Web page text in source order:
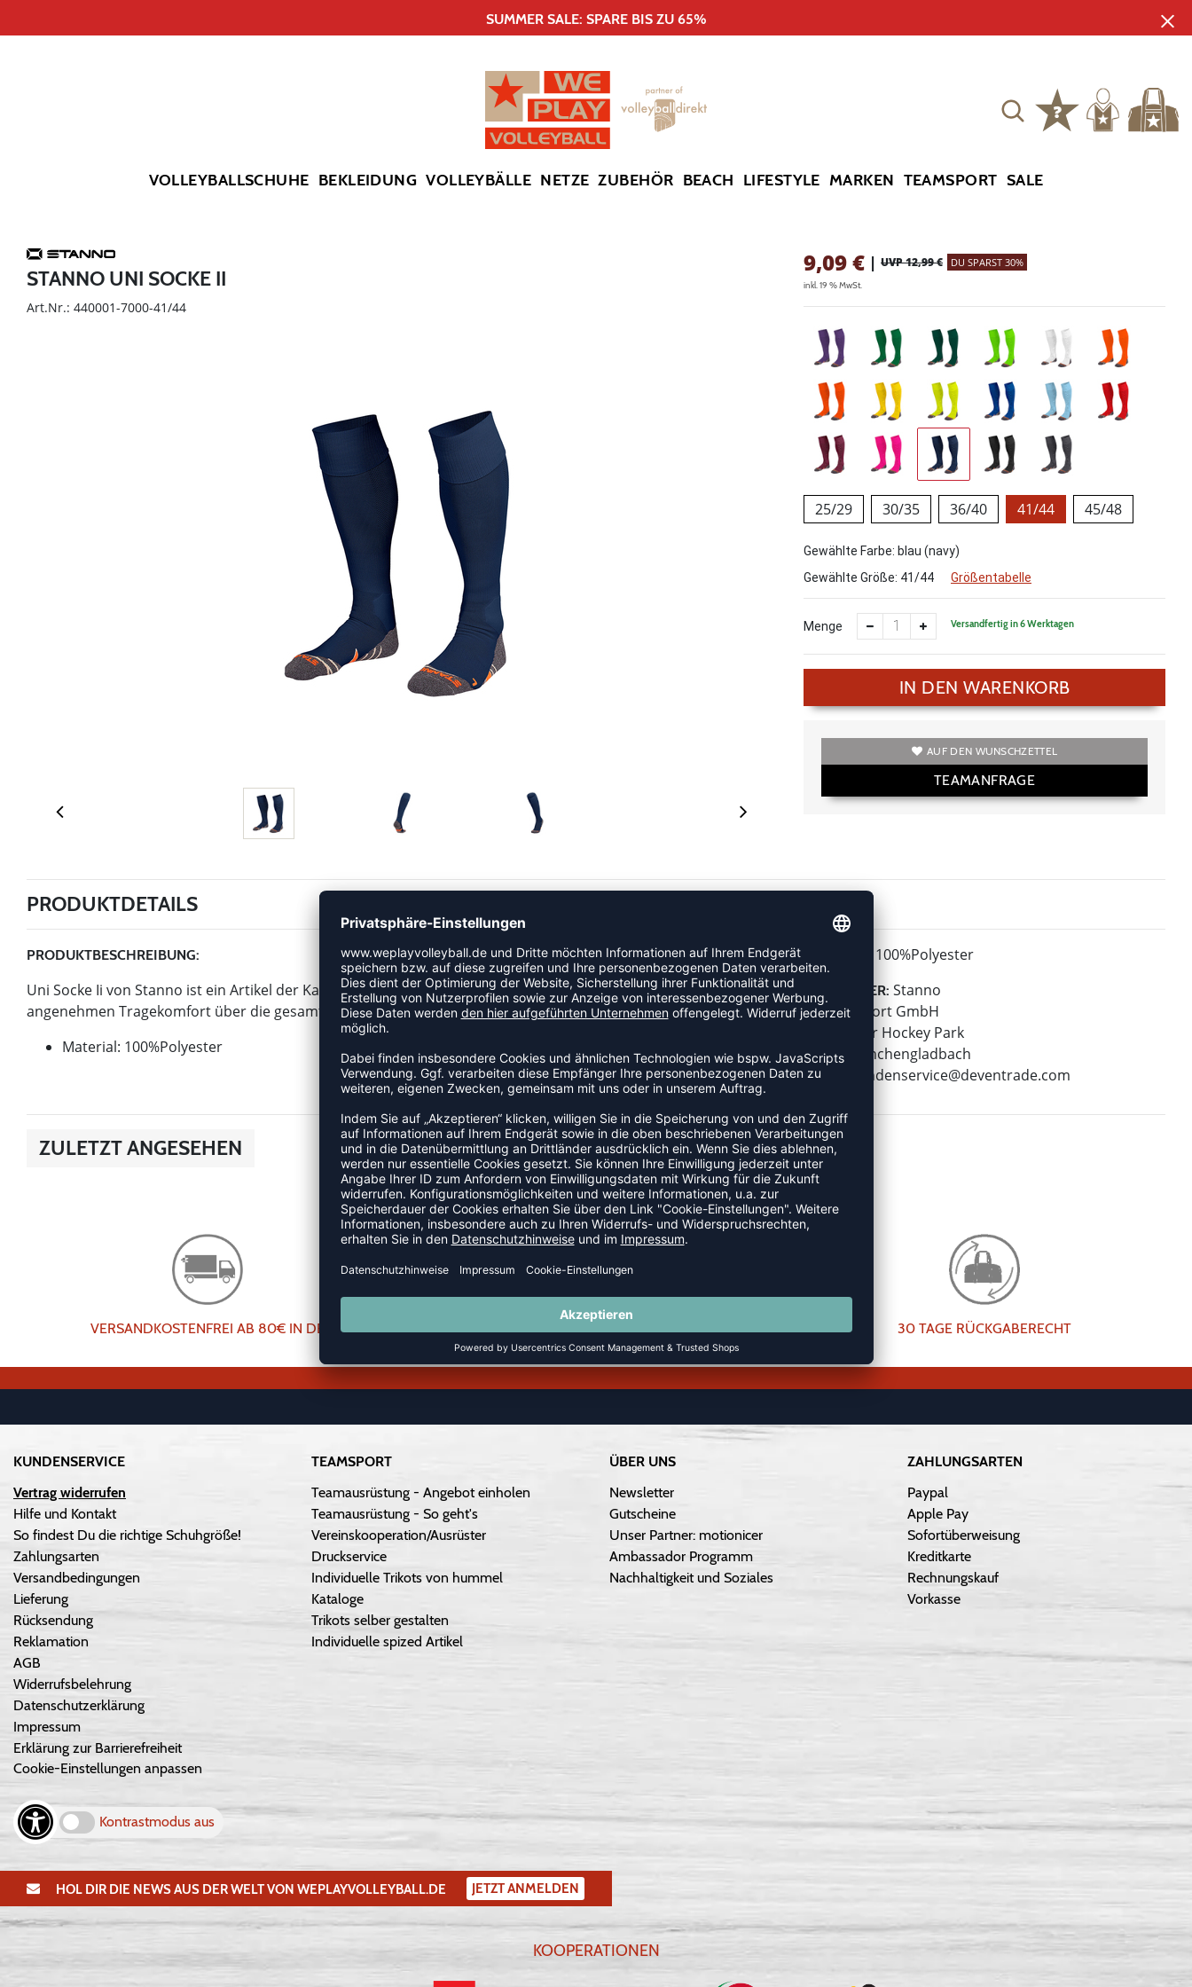
SUMMER SALE: SPARE BIS ZU 65%
VOLLEYBALLSCHUHE BEKLEIDUNG VOLLEYBÄLLE NETZE ZUBEHÖR BEACH LIFESTYLE MARKEN TEAMSPORT SALE
STANNO UNI SOCKE II
Art.Nr.: 440001-7000-41/44
9,09€ | UVP 12,99 € DU SPARST 30%
inkl. 19 % MwSt.
25/29 30/35 36/40 41/44 45/48
Gewählte Farbe: blau (navy)
Gewählte Größe: 41/44 Größentabelle
Menge Versandfertig in 6 Werktagen
IN DEN WARENKORB
AUF DEN WUNSCHZETTEL
TEAMANFRAGE
PRODUKTDETAILS
PRODUKTBESCHREIBUNG:
Uni Socke Ii von Stanno ist ein Artikel der Kategorie Stutzen. Sorgt für einen guten Sitz im Schuh und
angenehmen Tragekomfort über die gesamte Trainingseinheit.
Material: 100%Polyester
100%Polyester
HERSTELLER: Stanno
Stanno Sport GmbH
Warsteiner Hockey Park
41179 Mönchengladbach
E-Mail:
kundenservice@deventrade.com
ZULETZT ANGESEHEN
VERSANDKOSTENFREI AB 80€ IN DE 30 TAGE RÜCKGABERECHT
KUNDENSERVICE
Vertrag widerrufen
Hilfe und Kontakt
So findest Du die richtige Schuhgröße!
Zahlungsarten
Versandbedingungen
Lieferung
Rücksendung
Reklamation
AGB
Widerrufsbelehrung
Datenschutzerklärung
Impressum
Erklärung zur Barrierefreiheit
Cookie-Einstellungen anpassen
Kontrastmodus aus
TEAMSPORT
Teamausrüstung - Angebot einholen
Teamausrüstung - So geht's
Vereinskooperation/Ausrüster
Druckservice
Individuelle Trikots von hummel
Kataloge
Trikots selber gestalten
Individuelle spized Artikel
ÜBER UNS
Newsletter
Gutscheine
Unser Partner: motionicer
Ambassador Programm
Nachhaltigkeit und Soziales
ZAHLUNGSARTEN
Paypal
Apple Pay
Sofortüberweisung
Kreditkarte
Rechnungskauf
Vorkasse
HOL DIR DIE NEWS AUS DER WELT VON WEPLAYVOLLEYBALL.DE JETZT ANMELDEN
KOOPERATIONEN